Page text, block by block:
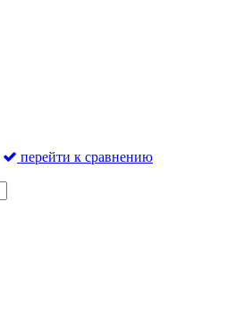
перейти к сравнению